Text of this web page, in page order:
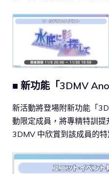
■ 新功能「3DMV
新活動將登場附新功能「
動限定成員，將專精特訓
3DMV 中欣賞到該成員的特